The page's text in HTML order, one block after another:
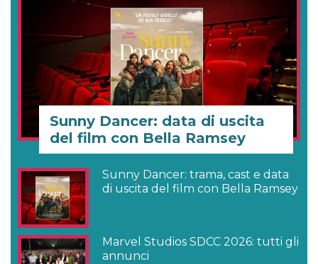
Sunny Dancer: data di uscita
del film con Bella Ramsey
Sunny Dancer: trama, cast e data
di uscita del film con Bella Ramsey
Marvel Studios SDCC 2026: tutti gli
annunci